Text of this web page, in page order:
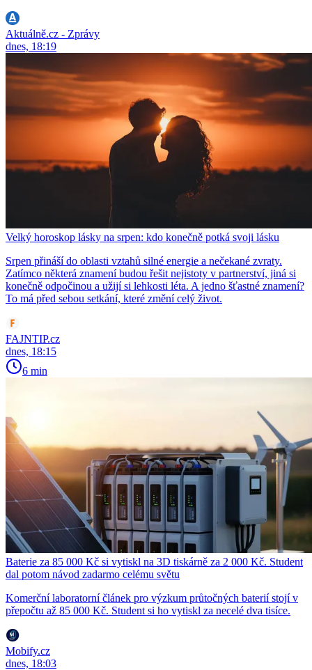
Aktuálně.cz - Zprávy
dnes, 18:19
Velký horoskop lásky na srpen: kdo konečně potká svoji lásku
Srpen přináší do oblasti vztahů silné energie a nečekané zvraty.
Zatímco některá znamení budou řešit nejistoty v partnerství, jiná si
konečně odpočinou a užijí si lehkosti léta. A jedno šťastné znamení?
To má před sebou setkání, které změní celý život.
FAJNTIP.cz
dnes, 18:15
6 min
Baterie za 85 000 Kč si vytiskl na 3D tiskárně za 2 000 Kč. Student
dal potom návod zadarmo celému světu
Komerční laboratorní článek pro výzkum průtočných baterií stojí v
přepočtu až 85 000 Kč. Student si ho vytiskl za necelé dva tisíce.
Mobify.cz
dnes, 18:03